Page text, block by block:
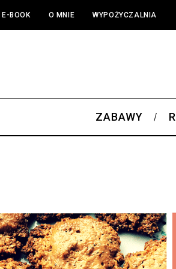
E-BOOK O MNIE WYPOŻYCZALNIA
ZABAWY